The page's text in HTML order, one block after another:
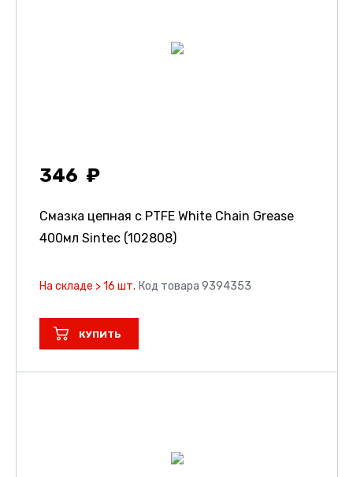
346
Смазка цепная c PTFE White Chain Grease
400мл Sintec (102808)
На складе > 16 шт. Код товара 9394353
КУПИТЬ